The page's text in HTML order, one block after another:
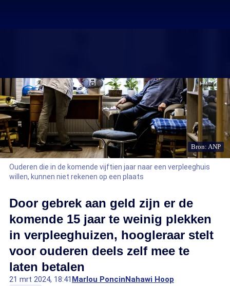
Bron: ANP
Ouderen die in de komende vijftien jaar naar een verpleeghuis
willen, kunnen niet rekenen op een plaats
Door gebrek aan geld zijn er de
komende 15 jaar te weinig plekken
in verpleeghuizen, hoogleraar stelt
voor ouderen deels zelf mee te
laten betalen
21 mrt 2024, 18:41 Marlou PoncinNahawi Hoop